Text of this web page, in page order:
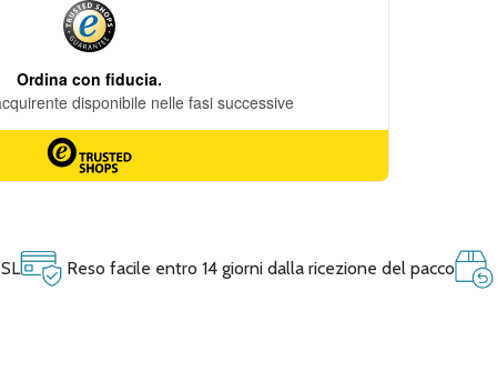
Reso facile entro 14 giorni dalla ricezione del pacco